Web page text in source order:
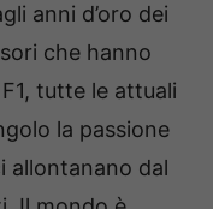
anni d’oro dei
che hanno
tutte le attuali
la passione
allontanano dal